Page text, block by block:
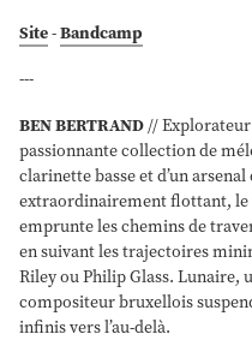
Site-Bandcamp
---
BEN BERTRAND//
passionnante collection de
clarinette basse et d’un
extraordinairement flottant, le
emprunte les chemins de
en suivant les trajectoires
Riley ou Philip Glass. Lunaire,
compositeur bruxellois
infinis vers l’au-delà.